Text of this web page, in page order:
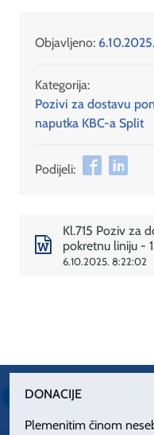
Objavljeno:
Kategorija:
Pozivi za dostavu
naputka KBC-a Split
Podijeli:
Kl.715 Poziv za
pokretnu liniju -
6.10.2025. 8:22:02
DONACIJE
Plemenitim činom